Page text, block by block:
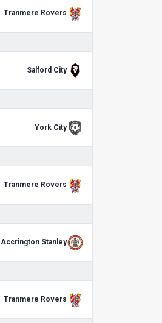
Tranmere Rovers
Salford City
York City
Tranmere Rovers
Accrington Stanley
Tranmere Rovers